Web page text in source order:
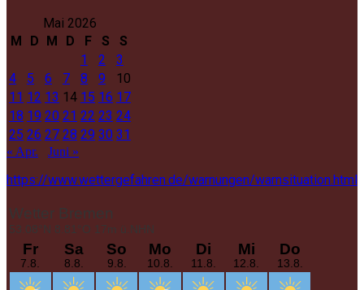
Mai 2026
M
D M D F S
S
1
2
3
4
5 6 7 8 9
10
11 12 13 14 15 16 17
18 19 20 21 22 23 24
25 26 27 28 29 30 31
« Apr. Juni »
https://www.wettergefahren.de/warnungen/warnsituation.html